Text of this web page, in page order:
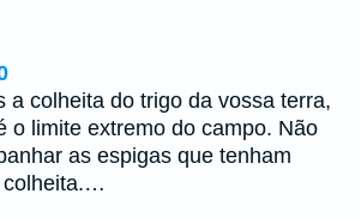
a colheita do trigo da vossa terra,
o limite extremo do campo. Não
as espigas que tenham
colheita.…